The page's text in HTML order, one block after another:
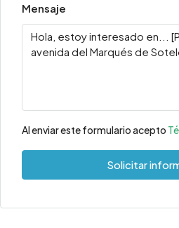
Mensaje
Al enviar este formulario acepto
Solicitar